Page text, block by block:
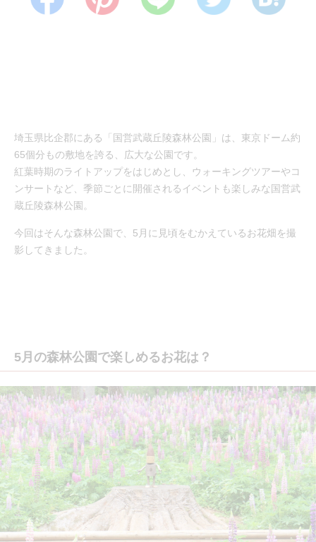
埼玉県比企郡にある「国営武蔵丘陵森林公園」は、東京ドーム約
65個分もの敷地を誇る、広大な公園です。
紅葉時期のライトアップをはじめとし、ウォーキングツアーやコ
ンサートなど、季節ごとに開催されるイベントも楽しみな国営武
蔵丘陵森林公園。
今回はそんな森林公園で、5月に見頃をむかえているお花畑を撮
影してきました。
5月の森林公園で楽しめるお花は？